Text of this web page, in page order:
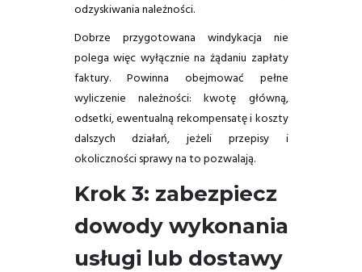
odzyskiwania należności.
Dobrze przygotowana windykacja nie
polega więc wyłącznie na żądaniu zapłaty
faktury. Powinna obejmować pełne
wyliczenie należności: kwotę główną,
odsetki, ewentualną rekompensatę i koszty
dalszych działań, jeżeli przepisy i
okoliczności sprawy na to pozwalają.
Krok 3: zabezpiecz
dowody wykonania
usługi lub dostawy